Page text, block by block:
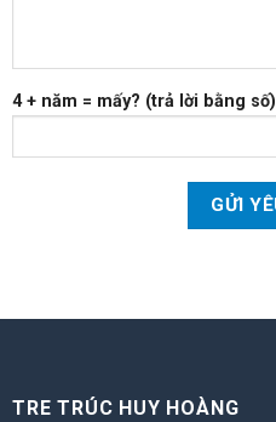
4 + năm = mấy? (trả lời bằng số)
TRE TRÚC HUY HOÀNG